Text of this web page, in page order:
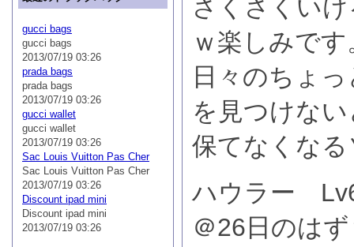
さくさくい
ｗ楽しみです
日々のちょ
を見つけな
保てなくな
ハウラー
＠26日のは
gucci bags
gucci bags
2013/07/19 03:26
prada bags
prada bags
2013/07/19 03:26
gucci wallet
gucci wallet
2013/07/19 03:26
Sac Louis Vuitton Pas Cher
Sac Louis Vuitton Pas Cher
2013/07/19 03:26
Discount ipad mini
Discount ipad mini
2013/07/19 03:26